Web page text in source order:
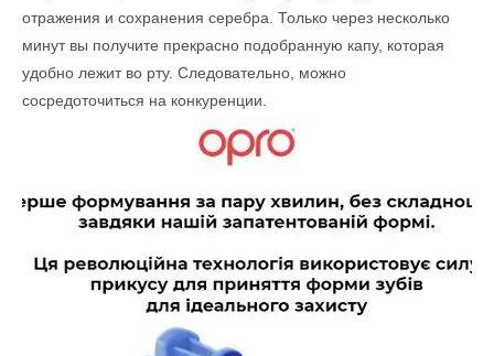
отражения и сохранения серебра. Только через несколько
минут вы получите прекрасно подобранную капу, которая
удобно лежит во рту. Следовательно, можно
сосредоточиться на конкуренции.